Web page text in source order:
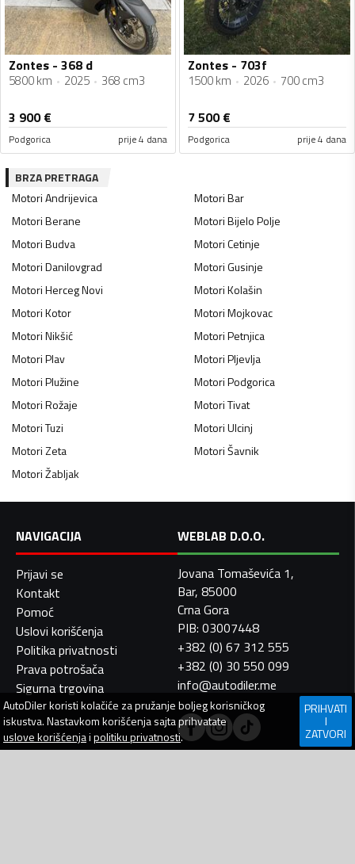
Zontes - 368 d
5800 km 2025 368 cm3
3 900€
Podgorica prije 4 dana
Zontes - 703f
1500 km 2026 700 cm3
7 500€
Podgorica prije 4 dana
BRZA PRETRAGA
MotoriAndrijevica MotoriBar
MotoriBerane MotoriBijelo Polje
MotoriBudva MotoriCetinje
MotoriDanilovgrad MotoriGusinje
MotoriHerceg Novi MotoriKolašin
MotoriKotor MotoriMojkovac
MotoriNikšić MotoriPetnjica
MotoriPlav MotoriPljevlja
MotoriPlužine MotoriPodgorica
MotoriRožaje MotoriTivat
MotoriTuzi MotoriUlcinj
MotoriZeta MotoriŠavnik
MotoriŽabljak
NAVIGACIJA
Prijavi se
Kontakt
Pomoć
Uslovi korišćenja
Politika privatnosti
Prava potrošača
Sigurna trgovina
WEBLAB D.O.O.
Jovana Tomaševića 1,
Bar, 85000
Crna Gora
PIB: 03007448
+382 (0) 67 312 555
+382 (0) 30 550 099
info@autodiler.me
AutoDilerkoristi kolačiće za pružanje boljeg korisničkog
iskustva. Nastavkom korišćenja sajta prihvatate
uslove korišćenjaipolitiku privatnosti.
PRIHVATI
I
ZATVORI